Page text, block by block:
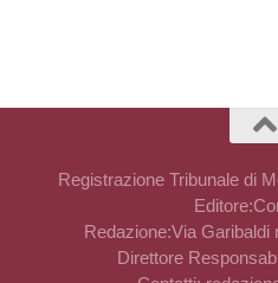
Registrazione Tribunale di
Redazione:Via Garibaldi
Direttore